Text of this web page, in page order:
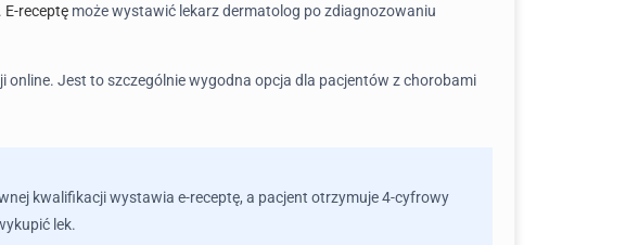
E-receptę może wystawić lekarz dermatolog po zdiagnozowaniu
online. Jest to szczególnie wygodna opcja dla pacjentów z chorobami
kwalifikacji wystawia e-receptę, a pacjent otrzymuje 4-cyfrowy
lek.